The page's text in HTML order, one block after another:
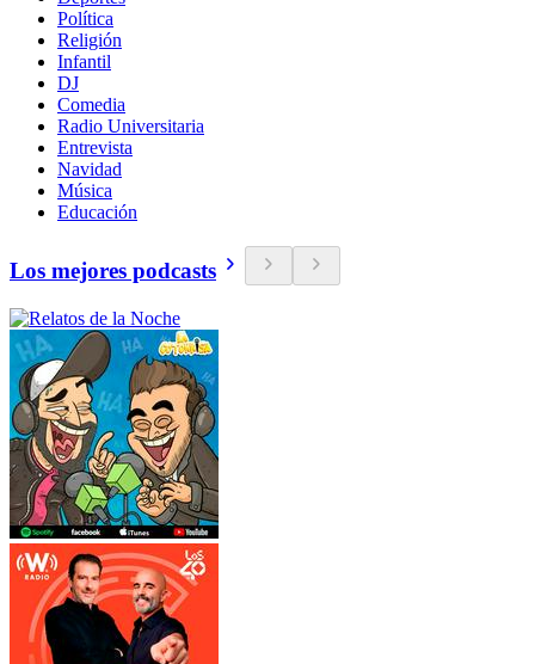
Política
Religión
Infantil
DJ
Comedia
Radio Universitaria
Entrevista
Navidad
Música
Educación
Los mejores podcasts